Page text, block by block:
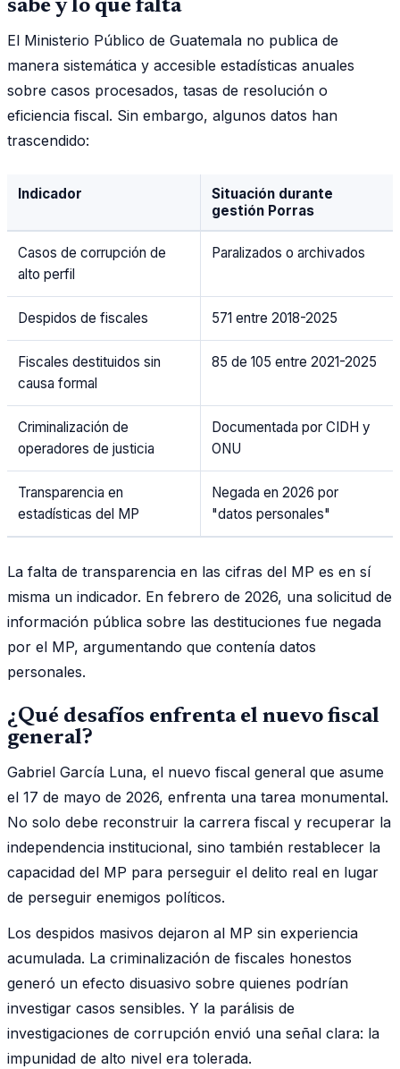
sabe y lo que falta
El Ministerio Público de Guatemala no publica de
manera sistemática y accesible estadísticas anuales
sobre casos procesados, tasas de resolución o
eficiencia fiscal. Sin embargo, algunos datos han
trascendido:
Indicador
Situación durante
gestión Porras
Casos de corrupción de
alto perfil
Paralizados o archivados
Despidos de fiscales 571 entre 2018-2025
Fiscales destituidos sin
causa formal
85 de 105 entre 2021-2025
Criminalización de
operadores de justicia
Documentada por CIDH y
ONU
Transparencia en
estadísticas del MP
Negada en 2026 por
"datos personales"
La falta de transparencia en las cifras del MP es en sí
misma un indicador. En febrero de 2026, una solicitud de
información pública sobre las destituciones fue negada
por el MP, argumentando que contenía datos
personales.
¿Qué desafíos enfrenta el nuevo fiscal
general?
Gabriel García Luna, el nuevo fiscal general que asume
el 17 de mayo de 2026, enfrenta una tarea monumental.
No solo debe reconstruir la carrera fiscal y recuperar la
independencia institucional, sino también restablecer la
capacidad del MP para perseguir el delito real en lugar
de perseguir enemigos políticos.
Los despidos masivos dejaron al MP sin experiencia
acumulada. La criminalización de fiscales honestos
generó un efecto disuasivo sobre quienes podrían
investigar casos sensibles. Y la parálisis de
investigaciones de corrupción envió una señal clara: la
impunidad de alto nivel era tolerada.